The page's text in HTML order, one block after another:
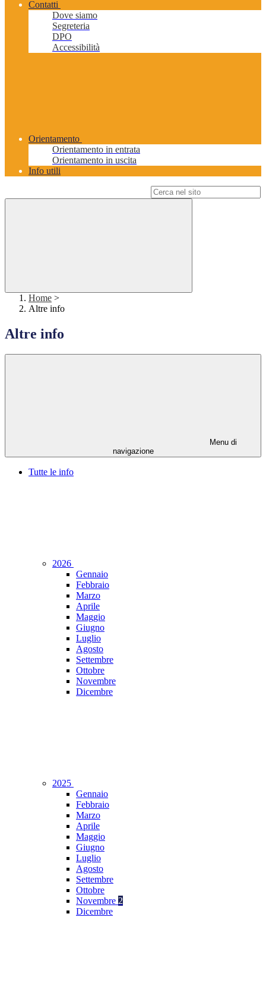
Contatti
Dove siamo
Segreteria
DPO
Accessibilità
Orientamento
Orientamento in entrata
Orientamento in uscita
Info utili
Home >
Altre info
Altre info
Menu di
navigazione
Tutte le info
2026
Gennaio
Febbraio
Marzo
Aprile
Maggio
Giugno
Luglio
Agosto
Settembre
Ottobre
Novembre
Dicembre
2025
Gennaio
Febbraio
Marzo
Aprile
Maggio
Giugno
Luglio
Agosto
Settembre
Ottobre
Novembre 2
Dicembre